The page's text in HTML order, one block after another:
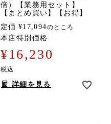
倍）【業務用セット】
【まとめ買い】【お得】
定価 ¥17,094のところ
本店特別価格
¥16,230
税込
詳細を見る